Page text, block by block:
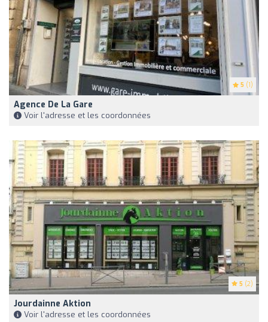
5 (1)
Agence De La Gare
Voir l'adresse et les coordonnées
5 (2)
Jourdainne Aktion
Voir l'adresse et les coordonnées